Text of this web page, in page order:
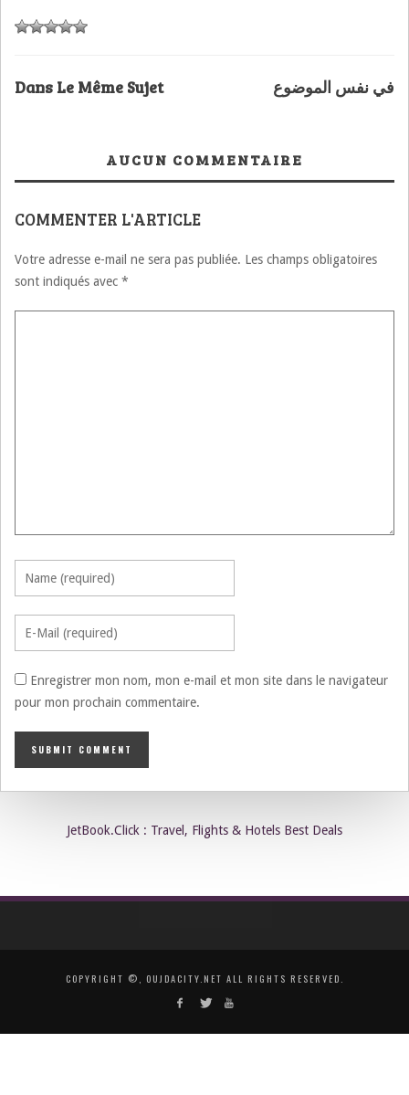
Dans Le Même Sujet في نفس الموضوع
AUCUN COMMENTAIRE
COMMENTER L'ARTICLE
Votre adresse e-mail ne sera pas publiée. Les champs obligatoires
sont indiqués avec *
Enregistrer mon nom, mon e-mail et mon site dans le navigateur
pour mon prochain commentaire.
JetBook.Click : Travel, Flights & Hotels Best Deals
COPYRIGHT ©, OUJDACITY.NET ALL RIGHTS RESERVED.